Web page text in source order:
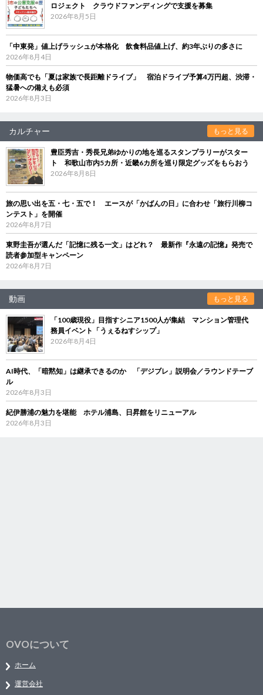
ロジェクト クラウドファンディングで支援を募集
2026年8月5日
「中東発」値上げラッシュが本格化 飲食料品値上げ、約3年ぶりの多さに
2026年8月4日
物価高でも「夏は家族で長距離ドライブ」 宿泊ドライブ予算4万円超、渋滞・
猛暑への備えも必須
2026年8月3日
カルチャー もっと見る
豊臣秀吉・秀長兄弟ゆかりの地を巡るスタンプラリーがスター
ト 和歌山市内5カ所・近畿6カ所を巡り限定グッズをもらおう
2026年8月8日
旅の思い出を五・七・五で！ エースが「かばんの日」に合わせ「旅行川柳コ
ンテスト」を開催
2026年8月7日
東野圭吾が選んだ「記憶に残る一文」はどれ？ 最新作『永遠の記憶』発売で
読者参加型キャンペーン
2026年8月7日
動画 もっと見る
「100歳現役」目指すシニア1500人が集結 マンション管理代
務員イベント「うぇるねすシップ」
2026年8月4日
AI時代、「暗黙知」は継承できるのか 「デジブレ」説明会／ラウンドテーブ
ル
2026年8月3日
紀伊勝浦の魅力を堪能 ホテル浦島、日昇館をリニューアル
2026年8月3日
OVOについて
ホーム
運営会社